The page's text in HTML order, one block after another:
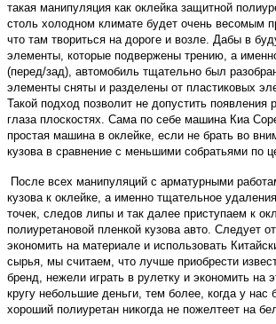
такая манипуляция как оклейка защитной
столь холодном климате будет очень весомым
что там твориться на дороге и возле. Дабы в
элементы, которые подвержены трению, а
(перед/зад), автомобиль тщательно был
элементы сняты и разделены от пластиковых
Такой подход позволит не допустить появления
глаза плоскостях. Сама по себе машина Киа
простая машина в оклейке, если не брать во
кузова в сравнение с меньшими собратьями по
После всех манипуляций с арматурными
кузова к оклейке, а именно тщательное
точек, следов липы и так далее приступаем к
полиуретановой пленкой кузова авто. Следует
экономить на материале и использовать
сырья, мы считаем, что лучше приобрести
бренд, нежели играть в рулетку и экономить на
кругу небольшие деньги, тем более, когда у нас
хороший полиуретан никогда не пожелтеет на